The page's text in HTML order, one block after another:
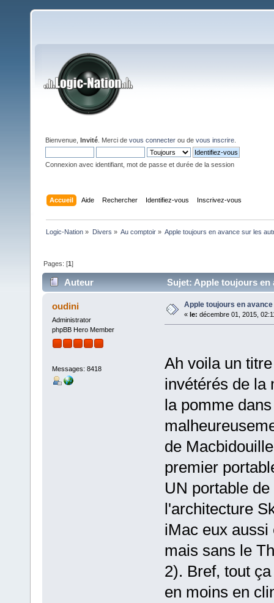
Bienvenue, Invité . Merci de vous connecter ou de vous inscrire
Connexion avec identifiant, mot de passe et durée de la session
Accueil Aide Rechercher Identifiez-vous Inscrivez-vous
Logic-Nation » Divers » Au comptoir» Apple toujours en avance sur les
Pages: [1]
Auteur Sujet: Apple toujours en
oudini
Administrator
phpBB Hero Member
Messages: 8418
Apple toujours en
« le: décembre 01, 2015,
Ah voila un
invétérés de la
la pomme
de
premier
UN portable
l'architecture
iMac eux
mais sans le
2). Bref, tout
en moins en